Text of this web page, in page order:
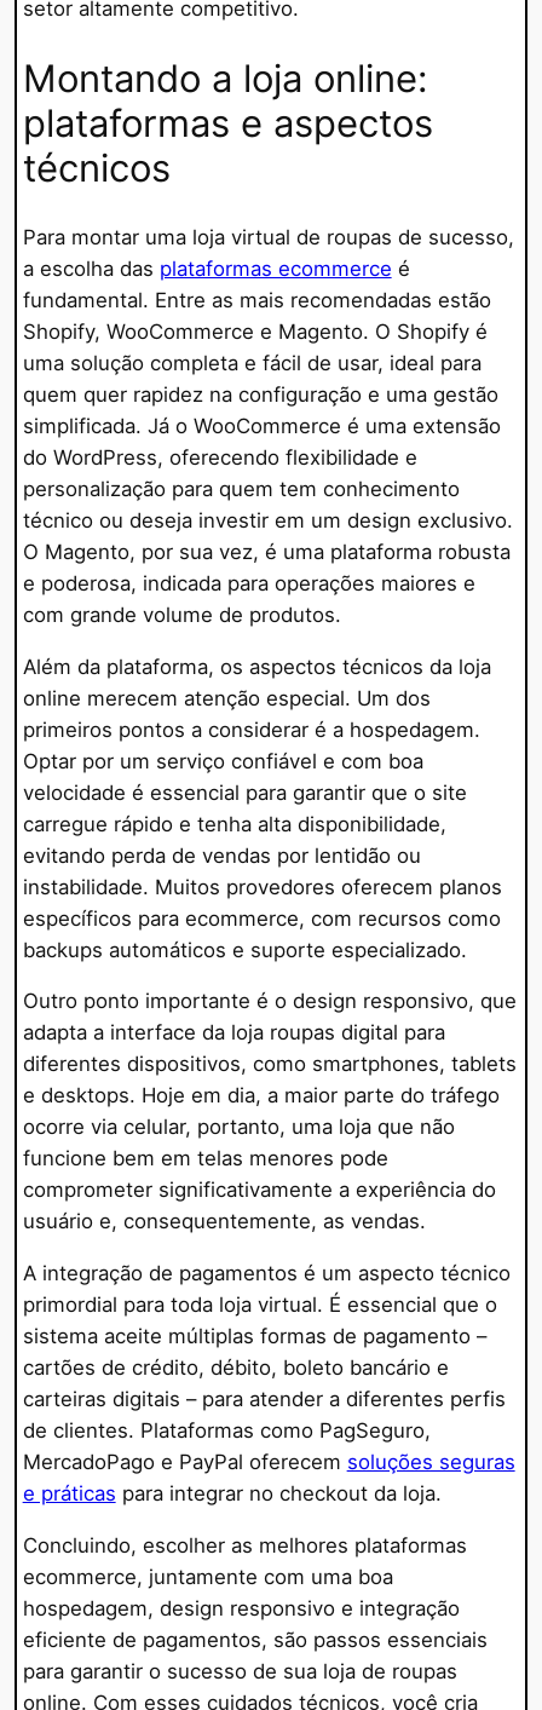
setor altamente competitivo.
Montando a loja online:
plataformas e aspectos
técnicos
Para montar uma loja virtual de roupas de sucesso,
a escolha das plataformas ecommerce é
fundamental. Entre as mais recomendadas estão
Shopify, WooCommerce e Magento. O Shopify é
uma solução completa e fácil de usar, ideal para
quem quer rapidez na configuração e uma gestão
simplificada. Já o WooCommerce é uma extensão
do WordPress, oferecendo flexibilidade e
personalização para quem tem conhecimento
técnico ou deseja investir em um design exclusivo.
O Magento, por sua vez, é uma plataforma robusta
e poderosa, indicada para operações maiores e
com grande volume de produtos.
Além da plataforma, os aspectos técnicos da loja
online merecem atenção especial. Um dos
primeiros pontos a considerar é a hospedagem.
Optar por um serviço confiável e com boa
velocidade é essencial para garantir que o site
carregue rápido e tenha alta disponibilidade,
evitando perda de vendas por lentidão ou
instabilidade. Muitos provedores oferecem planos
específicos para ecommerce, com recursos como
backups automáticos e suporte especializado.
Outro ponto importante é o design responsivo, que
adapta a interface da loja roupas digital para
diferentes dispositivos, como smartphones, tablets
e desktops. Hoje em dia, a maior parte do tráfego
ocorre via celular, portanto, uma loja que não
funcione bem em telas menores pode
comprometer significativamente a experiência do
usuário e, consequentemente, as vendas.
A integração de pagamentos é um aspecto técnico
primordial para toda loja virtual. É essencial que o
sistema aceite múltiplas formas de pagamento –
cartões de crédito, débito, boleto bancário e
carteiras digitais – para atender a diferentes perfis
de clientes. Plataformas como PagSeguro,
MercadoPago e PayPal oferecem soluções seguras
e práticas para integrar no checkout da loja.
Concluindo, escolher as melhores plataformas
ecommerce, juntamente com uma boa
hospedagem, design responsivo e integração
eficiente de pagamentos, são passos essenciais
para garantir o sucesso de sua loja de roupas
online. Com esses cuidados técnicos, você cria